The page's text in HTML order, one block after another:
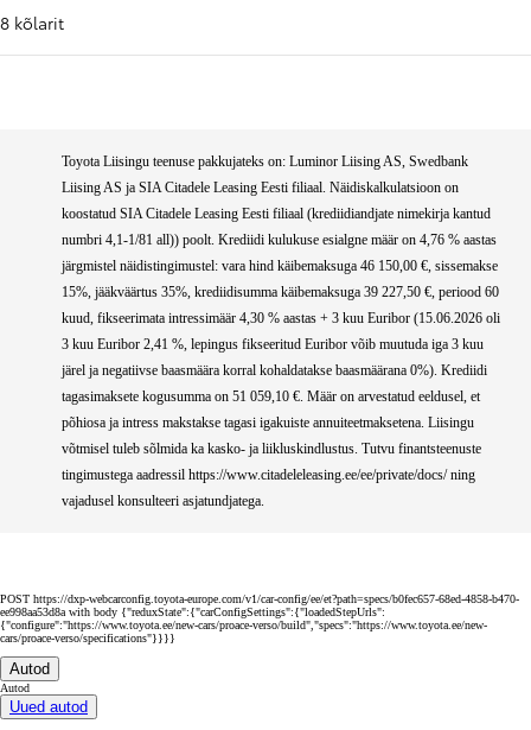
8 kõlarit
Toyota Liisingu teenuse pakkujateks on: Luminor Liising AS, Swedbank
Liising AS ja SIA Citadele Leasing Eesti filiaal. Näidiskalkulatsioon on
koostatud SIA Citadele Leasing Eesti filiaal (krediidiandjate nimekirja kantud
numbri 4,1-1/81 all)) poolt. Krediidi kulukuse esialgne määr on 4,76 % aastas
järgmistel näidistingimustel: vara hind käibemaksuga 46 150,00 €, sissemakse
15%, jääkväärtus 35%, krediidisumma käibemaksuga 39 227,50 €, periood 60
kuud, fikseerimata intressimäär 4,30 % aastas + 3 kuu Euribor (15.06.2026 oli
3 kuu Euribor 2,41 %, lepingus fikseeritud Euribor võib muutuda iga 3 kuu
järel ja negatiivse baasmäära korral kohaldatakse baasmäärana 0%). Krediidi
tagasimaksete kogusumma on 51 059,10 €. Määr on arvestatud eeldusel, et
põhiosa ja intress makstakse tagasi igakuiste annuiteetmaksetena. Liisingu
võtmisel tuleb sõlmida ka kasko- ja liikluskindlustus. Tutvu finantsteenuste
tingimustega aadressil https://www.citadeleleasing.ee/ee/private/docs/ ning
vajadusel konsulteeri asjatundjatega.
POST https://dxp-webcarconfig.toyota-europe.com/v1/car-config/ee/et?path=specs/b0fec657-68ed-4858-b470-
ee998aa53d8a with body {"reduxState":{"carConfigSettings":{"loadedStepUrls":
{"configure":"https://www.toyota.ee/new-cars/proace-verso/build","specs":"https://www.toyota.ee/new-
cars/proace-verso/specifications"}}}}
Autod
Autod
Uued autod